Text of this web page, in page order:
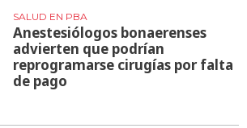
SALUD EN PBA
Anestesiólogos bonaerenses
advierten que podrían
reprogramarse cirugías por falta
de pago